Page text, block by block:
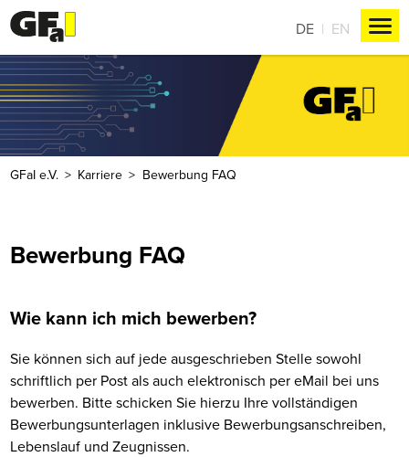
DE EN
GFaI e.V. Karriere Bewerbung FAQ
Bewerbung FAQ
Wie kann ich mich bewerben?
Sie können sich auf jede ausgeschrieben Stelle sowohl
schriftlich per Post als auch elektronisch per eMail bei uns
bewerben. Bitte schicken Sie hierzu Ihre vollständigen
Bewerbungsunterlagen inklusive Bewerbungsanschreiben,
Lebenslauf und Zeugnissen.